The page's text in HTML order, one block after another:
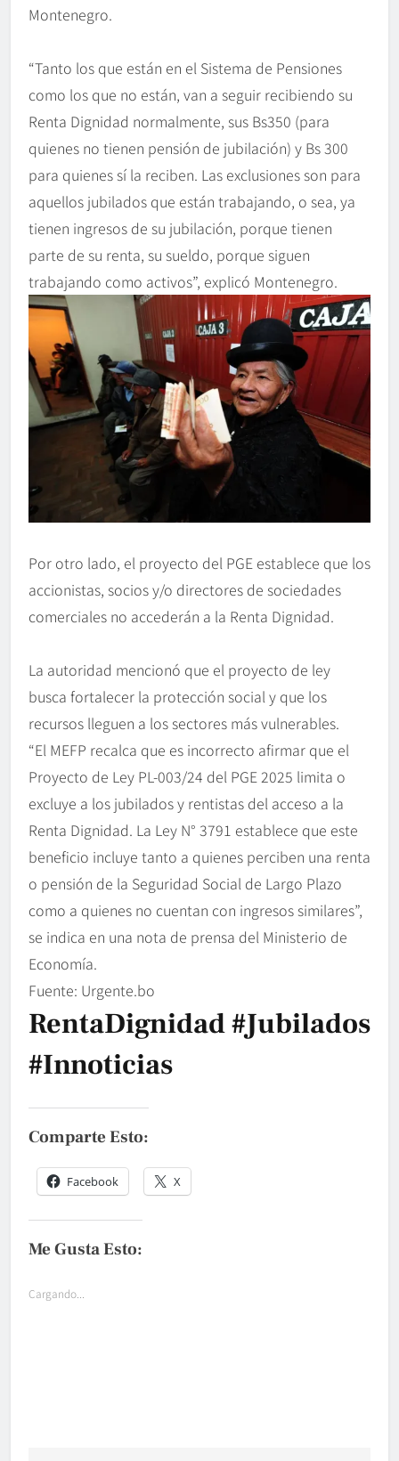
Montenegro.
“Tanto los que están en el Sistema de Pensiones
como los que no están, van a seguir recibiendo su
Renta Dignidad normalmente, sus Bs350 (para
quienes no tienen pensión de jubilación) y Bs 300
para quienes sí la reciben. Las exclusiones son para
aquellos jubilados que están trabajando, o sea, ya
tienen ingresos de su jubilación, porque tienen
parte de su renta, su sueldo, porque siguen
trabajando como activos”, explicó Montenegro.
Por otro lado, el proyecto del PGE establece que los
accionistas, socios y/o directores de sociedades
comerciales no accederán a la Renta Dignidad.
La autoridad mencionó que el proyecto de ley
busca fortalecer la protección social y que los
recursos lleguen a los sectores más vulnerables.
“El MEFP recalca que es incorrecto afirmar que el
Proyecto de Ley PL-003/24 del PGE 2025 limita o
excluye a los jubilados y rentistas del acceso a la
Renta Dignidad. La Ley N° 3791 establece que este
beneficio incluye tanto a quienes perciben una renta
o pensión de la Seguridad Social de Largo Plazo
como a quienes no cuentan con ingresos similares”,
se indica en una nota de prensa del Ministerio de
Economía.
Fuente: Urgente.bo
RentaDignidad #jubilados
#innoticias
Comparte Esto:
Facebook X
Me Gusta Esto:
Cargando...